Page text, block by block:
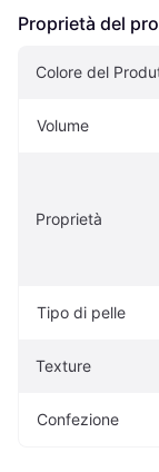
Proprietà del
Colore del
Volume
Proprietà
Tipo di pelle
Texture
Confezione